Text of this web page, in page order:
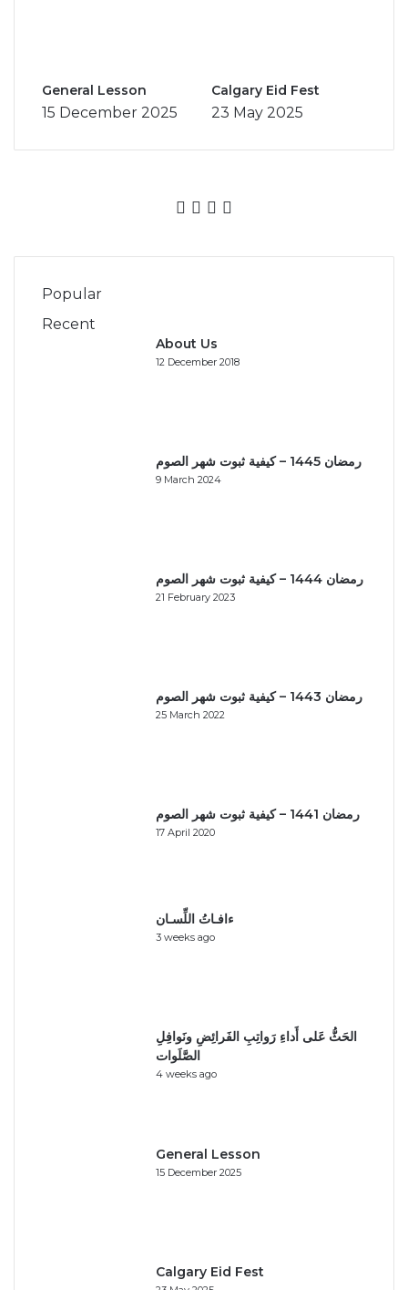
General Lesson
15 December 2025
Calgary Eid Fest
23 May 2025
Facebook
X YouTube
Popular
Recent
About Us
12 December 2018
رمضان 1445 – كيفية ثبوت شهر الصوم
9 March 2024
رمضان 1444 – كيفية ثبوت شهر الصوم
21 February 2023
رمضان 1443 – كيفية ثبوت شهر الصوم
25 March 2022
رمضان 1441 – كيفية ثبوت شهر الصوم
17 April 2020
ءافـاتُ اللِّسـان
3 weeks ago
الحَثُّ عَلى أَداءِ رَواتِبِ الفَرائِضِ ونَوافِلِ
الصَّلَوات
4 weeks ago
General Lesson
15 December 2025
Calgary Eid Fest